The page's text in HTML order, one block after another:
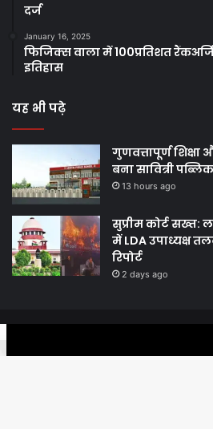
दर्ज
January 16, 2025
फिजिक्स वाला में 100प्रतिशत
इतिहास
यह भी पढ़े
गुणवत्तापूर्ण
बना सावित्री
13 hours ago
सुप्रीम कोर्ट
में LDA उपाध्यक्ष
रिपोर्ट
2 days ago
Facebook Twitter WhatsApp